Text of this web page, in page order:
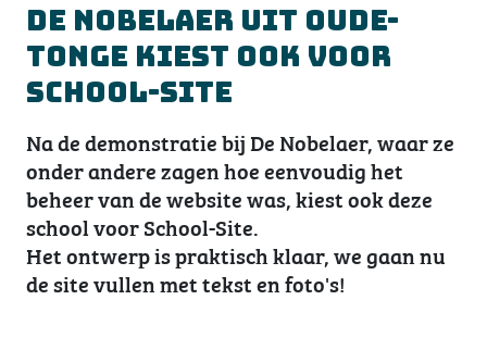
De Nobelaer uit Oude-
Tonge kiest ook voor
School-Site
Na de demonstratie bij De Nobelaer, waar ze
onder andere zagen hoe eenvoudig het
beheer van de website was, kiest ook deze
school voor School-Site.
Het ontwerp is praktisch klaar, we gaan nu
de site vullen met tekst en foto's!